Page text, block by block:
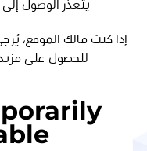
يتعذر الوصول
إذا كنت مالك الموقع،
للحصول على